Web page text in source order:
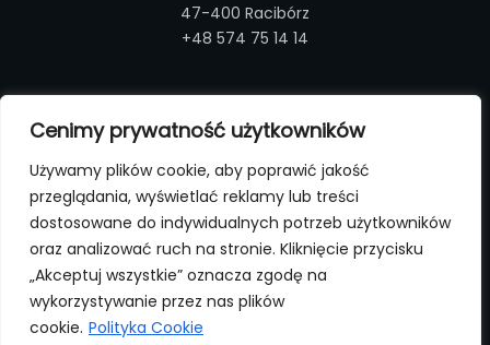
Cenimy prywatność użytkowników
Używamy plików cookie, aby poprawić jakość
przeglądania, wyświetlać reklamy lub treści
dostosowane do indywidualnych potrzeb użytkowników
oraz analizować ruch na stronie. Kliknięcie przycisku
„Akceptuj wszystkie” oznacza zgodę na
wykorzystywanie przez nas plików
cookie. Polityka Cookie
47-400 Racibórz
+48 574 75 14 14
Regulaminy
Regulamin sali bankietowej
Regulamin noclegów
Polityka Prywatności
Copyright © 2026 Piwna14 - Noclegi i sala bankietowa